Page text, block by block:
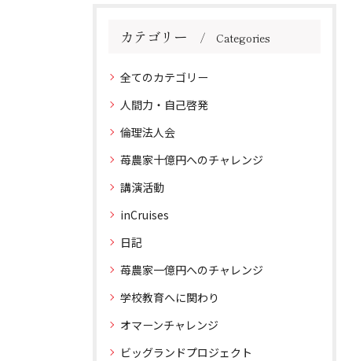
カテゴリー Categories
全てのカテゴリー
人間力・自己啓発
倫理法人会
苺農家十億円へのチャレンジ
講演活動
inCruises
日記
苺農家一億円へのチャレンジ
学校教育へに関わり
オマーンチャレンジ
ビッグランドプロジェクト